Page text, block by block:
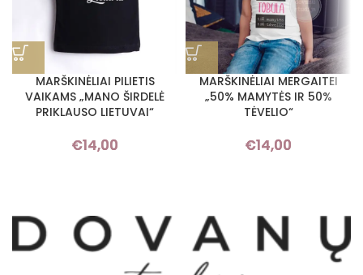
MARŠKINĖLIAI PILIETIS
VAIKAMS „MANO ŠIRDELĖ
PRIKLAUSO LIETUVAI“
€14,00
MARŠKINĖLIAI MERGAITEI
„50% MAMYTĖS IR 50%
TĖVELIO“
€14,00